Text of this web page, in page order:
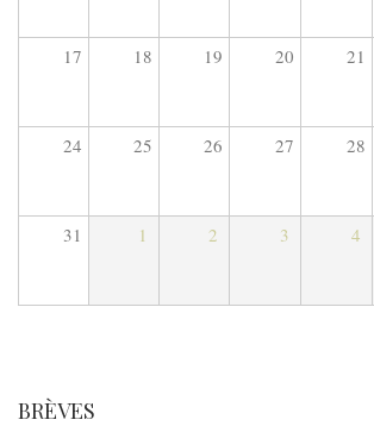
17 18 19 20 21
24 25 26 27 28
31 1 2 3 4
BRÈVES